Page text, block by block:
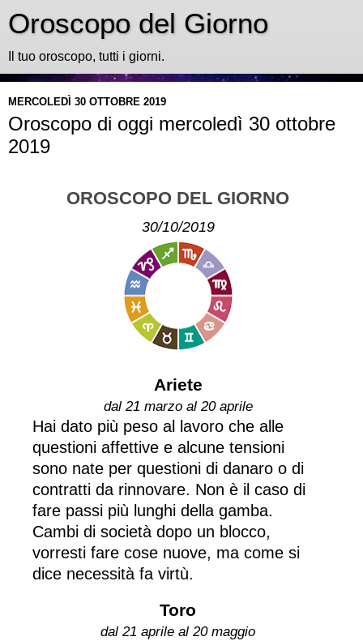
Oroscopo del Giorno
Il tuo oroscopo, tutti i giorni.
MERCOLEDÌ 30 OTTOBRE 2019
Oroscopo di oggi mercoledì 30 ottobre
2019
OROSCOPO DEL GIORNO
30/10/2019
Ariete
dal 21 marzo al 20 aprile
Hai dato più peso al lavoro che alle
questioni affettive e alcune tensioni
sono nate per questioni di danaro o di
contratti da rinnovare. Non è il caso di
fare passi più lunghi della gamba.
Cambi di società dopo un blocco,
vorresti fare cose nuove, ma come si
dice necessità fa virtù.
Toro
dal 21 aprile al 20 maggio